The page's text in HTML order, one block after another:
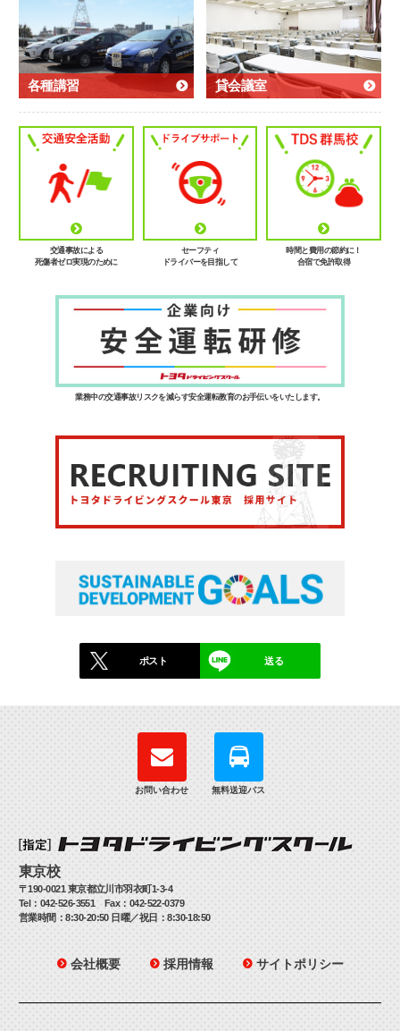
各種講習 貸会議室
交通事故による
死傷者ゼロ実現のために
セーフティ
ドライバーを目指して
時間と費用の節約に！
合宿で免許取得
業務中の交通事故リスクを減らす安全運転教育のお手伝いをいたします。
ポスト 送る
お問い合わせ 無料送迎バス
東京校
〒190-0021 東京都立川市羽衣町1-3-4
Tel：042-526-3551 Fax：042-522-0379
営業時間：8:30-20:50 日曜／祝日：8:30-18:50
会社概要 採用情報 サイトポリシー